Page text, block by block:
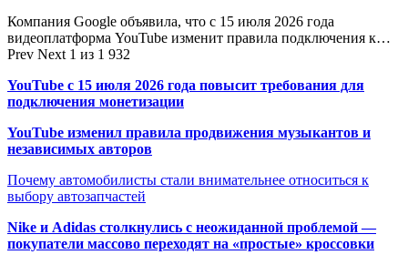
Компания Google объявила, что с 15 июля 2026 года
видеоплатформа YouTube изменит правила подключения к…
Prev Next 1 из 1 932
YouTube с 15 июля 2026 года повысит требования для
подключения монетизации
YouTube изменил правила продвижения музыкантов и
независимых авторов
Почему автомобилисты стали внимательнее относиться к
выбору автозапчастей
Nike и Adidas столкнулись с неожиданной проблемой —
покупатели массово переходят на «простые» кроссовки